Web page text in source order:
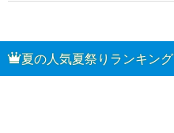
夏の人気夏祭りランキン